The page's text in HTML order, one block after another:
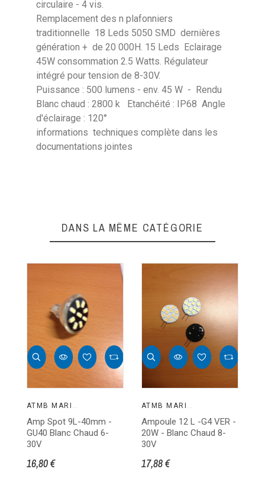
circulaire - 4 vis.
Remplacement des n plafonniers
traditionnelle 18 Leds 5050 SMD dernières
génération + de 20 000H. 15 Leds Eclairage
45W consommation 2.5 Watts. Régulateur
intégré pour tension de 8-30V.
Puissance : 500 lumens - env. 45 W - Rendu
Blanc chaud : 2800 k Etanchéité : IP68 Angle
d'éclairage : 120°
informations techniques complète dans les
documentations jointes
Longueur 45 mm
Largeur 45 mm
Leds 18
DANS LA MÊME CATÉGORIE
ATMB MARINE
Amp Spot 9L-40mm -
GU40 Blanc Chaud 6-
30V
16,80 €
ATMB MARINE
Ampoule 12 L -G4 VER -
20W - Blanc Chaud 8-
30V
17,88 €